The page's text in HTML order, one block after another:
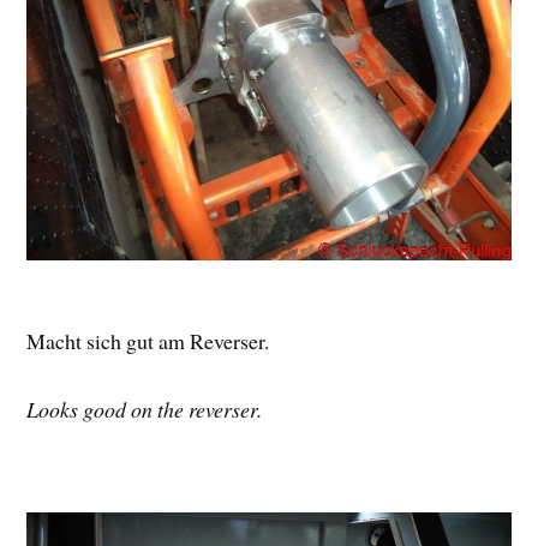
Macht sich gut am Reverser.
Looks good on the reverser.